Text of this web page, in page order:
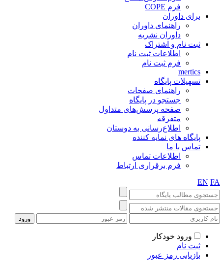
فرم COPE
برای داوران
راهنمای داوران
داوران نشریه
ثبت نام و اشتراک
اطلاعات ثبت نام
فرم ثبت نام
mertics
تسهیلات پایگاه
راهنمای صفحات
جستجو در پایگاه
صفحه پرسش‌های متداول
متفرقه
اطلاع‌رسانی به دوستان
پایگاه های نمایه کننده
تماس با ما
اطلاعات تماس
فرم برقراری ارتباط
EN
ورود خودکار
ثبت نام
بازیابی رمز عبور